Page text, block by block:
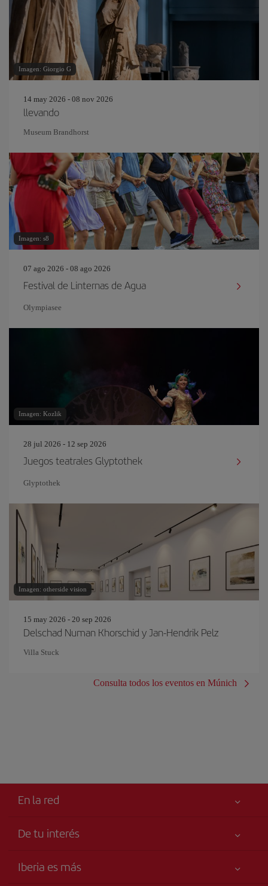
Imagen: Giorgio G
14 may 2026 - 08 nov 2026
llevando
Museum Brandhorst
Imagen: s8
07 ago 2026 - 08 ago 2026
Festival de Linternas de Agua
Olympiasee
Imagen: Kozlik
28 jul 2026 - 12 sep 2026
Juegos teatrales Glyptothek
Glyptothek
Imagen: otherside vision
15 may 2026 - 20 sep 2026
Delschad Numan Khorschid y Jan-Hendrik Pelz
Villa Stuck
Consulta todos los eventos en Múnich
En la red
De tu interés
Accesibilidad
Iberia es más